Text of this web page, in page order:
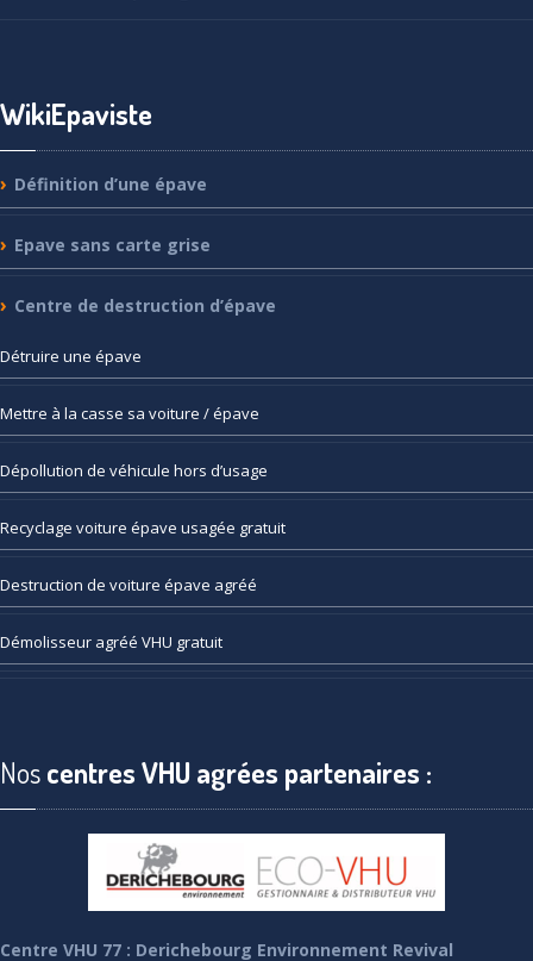
WikiEpaviste
Définition d’une épave
Epave sans carte grise
Centre de destruction d’épave
Détruire une épave
Mettre à la casse sa voiture / épave
Dépollution de véhicule hors d’usage
Recyclage voiture épave usagée gratuit
Destruction de voiture épave agréé
Démolisseur agréé VHU gratuit
Noscentres VHU agrées partenaires :
Centre VHU 77 : Derichebourg Environnement Revival